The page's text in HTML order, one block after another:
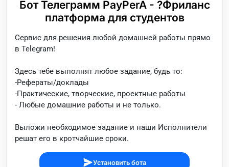
Бот Телеграмм PayPerA - ?Фриланс
платформа для студентов
Сервис для решения любой домашней работы прямо
в Telegram!
Здесь тебе выполнят любое задание, будь то:
-Рефераты/доклады
-Практические, творческие, проектные работы
- Любые домашние работы и не только.
Выложи необходимое задание и наши Исполнители
решат его в кротчайшие сроки.
Установить бота